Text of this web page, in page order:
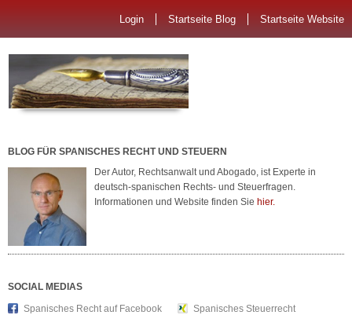
Login Startseite Blog Startseite Website
BLOG FÜR SPANISCHES RECHT UND STEUERN
Der Autor, Rechtsanwalt und Abogado, ist Experte in
deutsch-spanischen Rechts- und Steuerfragen.
Informationen und Website finden Sie hier.
SOCIAL MEDIAS
Spanisches Recht auf Facebook
Spanisches Steuerrecht